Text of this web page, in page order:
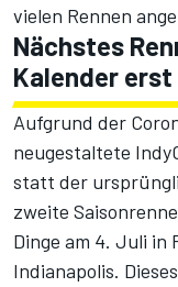
vielen Rennen
Nächstes
Kalender erst
Aufgrund der
neugestaltete
statt der
zweite
Dinge am 4. Juli in
Indianapolis.